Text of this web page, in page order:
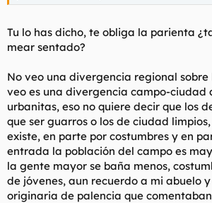
Tu lo has dicho, te obliga la parienta
mear sentado?
No veo una divergencia regional sobre
veo es una divergencia campo-ciudad
urbanitas, eso no quiere decir que los
que ser guarros o los de ciudad
existe, en parte por costumbres y en
entrada la población del campo es
la gente mayor se baña menos,
de jóvenes, aun recuerdo a mi abuelo
originaria de palencia que